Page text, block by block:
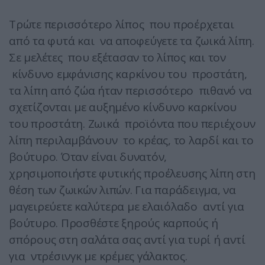
Τρώτε περισσότερο λίπος που προέρχεται
από τα φυτά και να αποφεύγετε τα ζωικά λίπη.
Σε μελέτες που εξέτασαν το λίπος και τον
κίνδυνο εμφάνισης καρκίνου του προστάτη,
τα λίπη από ζώα ήταν περισσότερο πιθανό να
σχετίζονται με αυξημένο κίνδυνο καρκίνου
του προστάτη. Ζωικά προϊόντα που περιέχουν
λίπη περιλαμβάνουν το κρέας, το λαρδί και το
βούτυρο. Όταν είναι δυνατόν,
χρησιμοποιήστε φυτικής προέλευσης λίπη στη
θέση των ζωικών λιπών. Για παράδειγμα, να
μαγειρεύετε καλύτερα με ελαιόλαδο αντί για
βούτυρο. Προσθέστε ξηρούς καρπούς ή
σπόρους στη σαλάτα σας αντί για τυρί ή αντί
για ντρέσινγκ με κρέμες γάλακτος.